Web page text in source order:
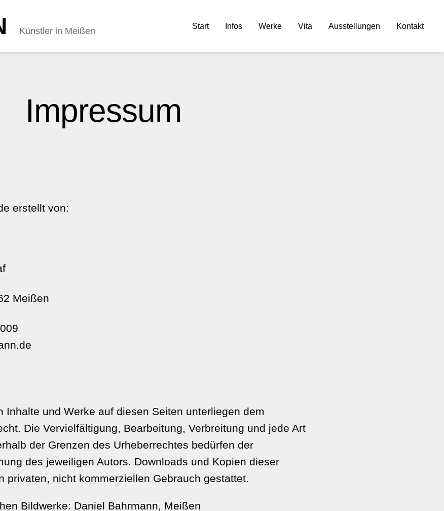
Künstler in Meißen Start Infos Werke Vita Ausstellungen Kontakt
Impressum
erstellt von:
Meißen
Inhalte und Werke auf diesen Seiten unterliegen dem
Die Vervielfältigung, Bearbeitung, Verbreitung und jede Art
der Grenzen des Urheberrechtes bedürfen der
des jeweiligen Autors. Downloads und Kopien dieser
privaten, nicht kommerziellen Gebrauch gestattet.
Bildwerke: Daniel Bahrmann, Meißen